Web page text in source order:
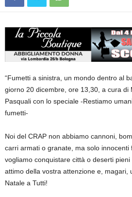
“Fumetti a sinistra, un mondo dentro al
giorno 20 dicembre, ore 13,30, a cura di
Pasquali con lo speciale -Restiamo
fumetti-
Noi del CRAP non abbiamo cannoni,
carri armati o granate, ma solo innocenti
vogliamo conquistare città o deserti
attimo della vostra attenzione e, magari,
Natale a Tutti!